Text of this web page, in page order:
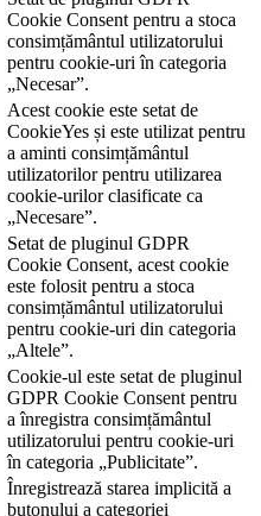
Cookie Consent pentru a stoca
consimțământul utilizatorului
pentru cookie-uri în categoria
„Necesar”.
Acest cookie este setat de
CookieYes și este utilizat pentru
a aminti consimțământul
utilizatorilor pentru utilizarea
cookie-urilor clasificate ca
„Necesare”.
Setat de pluginul GDPR
Cookie Consent, acest cookie
este folosit pentru a stoca
consimțământul utilizatorului
pentru cookie-uri din categoria
„Altele”.
Cookie-ul este setat de pluginul
GDPR Cookie Consent pentru
a înregistra consimțământul
utilizatorului pentru cookie-uri
în categoria „Publicitate”.
Înregistrează starea implicită a
butonului a categoriei